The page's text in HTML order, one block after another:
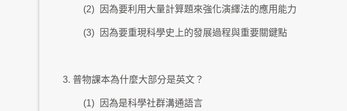
(2) 因為要利用大量計算題來強化演繹法的應用能力
(3) 因為要重現科學史上的發展過程與重要關鍵點
3. 普物課本為什麼大部分是英文？
(1) 因為是科學社群溝通語言